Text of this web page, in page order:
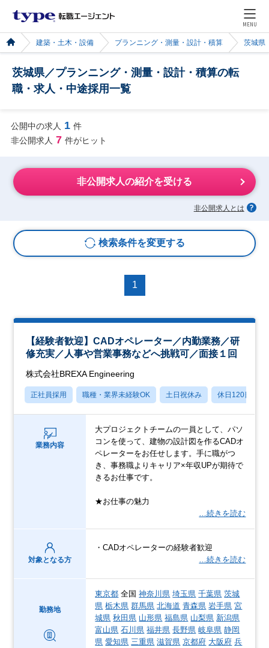
MENU
建築・土木・設備 プランニング・測量・設計・積算 茨城県
茨城県／プランニング・測量・設計・積算の転
職・求人・中途採用一覧
公開中の求人 1 件
非公開求人 7 件がヒット
非公開求人の紹介を受ける
非公開求人とは
検索条件を変更する
1
【経験者歓迎】CADオペレーター／内勤業務／研
修充実／人事や営業事務などへ挑戦可／面接１回
株式会社BREXA Engineering
正社員採用 職種・業界未経験OK 土日祝休み 休日120日以上
業務内容
大プロジェクトチームの一員として、パソ
コンを使って、建物の設計図を作るCADオ
ペレーターをお任せします。手に職がつ
き、事務職よりキャリア×年収UPが期待で
きるお仕事です。
★お仕事の魅力
…続きを読む
対象となる方
・CADオペレーターの経験者歓迎
…続きを読む
勤務地
東京都 全国神奈川県 埼玉県 千葉県 茨城
県 栃木県 群馬県 北海道 青森県 岩手県 宮
城県 秋田県 山形県 福島県 山梨県 新潟県
富山県 石川県 福井県 長野県 岐阜県 静岡
県 愛知県 三重県 滋賀県 京都府 大阪府 兵